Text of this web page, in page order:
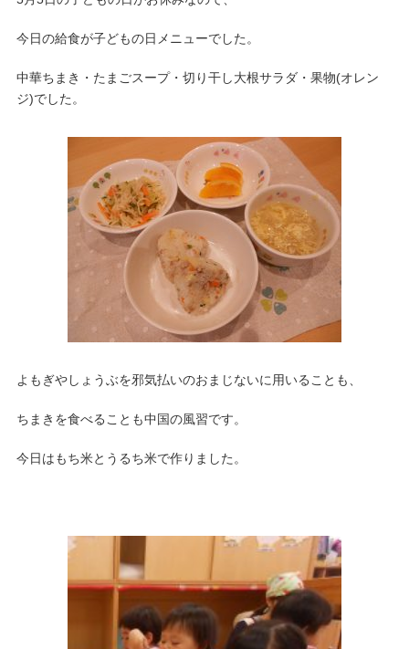
今日の給食が子どもの日メニューでした。
中華ちまき・たまごスープ・切り干し大根サラダ・果物(オレン
ジ)でした。
よもぎやしょうぶを邪気払いのおまじないに用いることも、
ちまきを食べることも中国の風習です。
今日はもち米とうるち米で作りました。